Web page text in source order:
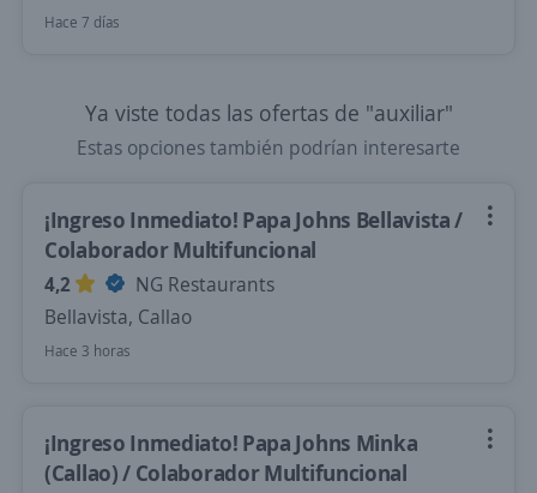
Hace 7 días
Ya viste todas las ofertas de "auxiliar"
Estas opciones también podrían interesarte
¡Ingreso Inmediato! Papa Johns Bellavista /
Colaborador Multifuncional
4,2
NG Restaurants
Bellavista, Callao
Hace 3 horas
¡Ingreso Inmediato! Papa Johns Minka
(Callao) / Colaborador Multifuncional